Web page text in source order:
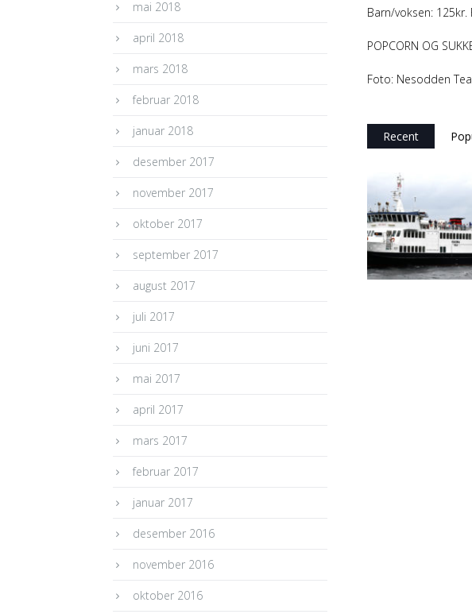
Barn/voksen:
POPCORN OG
Foto: Nesodden
Recent
mai 2018
april 2018
mars 2018
februar 2018
januar 2018
desember 2017
november 2017
oktober 2017
september 2017
august 2017
juli 2017
juni 2017
mai 2017
april 2017
mars 2017
februar 2017
januar 2017
desember 2016
november 2016
oktober 2016